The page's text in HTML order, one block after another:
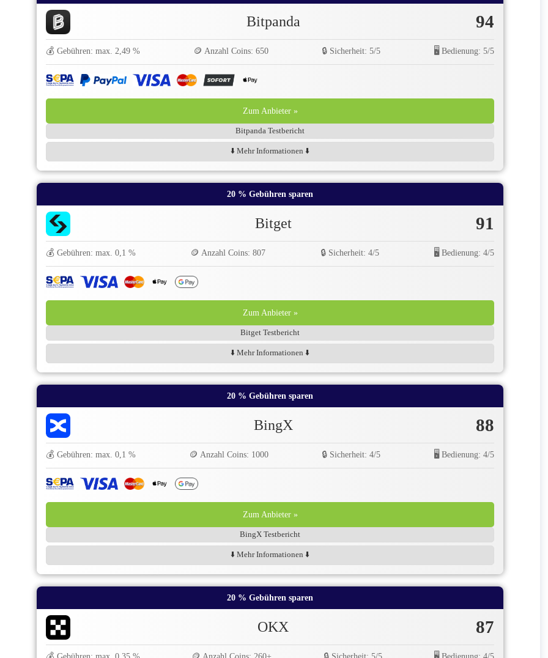
Bitpanda 94
💰 Gebühren: max. 2,49 % 🪙 Anzahl Coins: 650 🔒 Sicherheit: 5/5 🖥️ Bedienung: 5/5
Zum Anbieter »
Bitpanda Testbericht
⬇️ Mehr Informationen ⬇️
20 % Gebühren sparen
Bitget 91
💰 Gebühren: max. 0,1 % 🪙 Anzahl Coins: 807 🔒 Sicherheit: 4/5 🖥️ Bedienung: 4/5
Zum Anbieter »
Bitget Testbericht
⬇️ Mehr Informationen ⬇️
20 % Gebühren sparen
BingX 88
💰 Gebühren: max. 0,1 % 🪙 Anzahl Coins: 1000 🔒 Sicherheit: 4/5 🖥️ Bedienung: 4/5
Zum Anbieter »
BingX Testbericht
⬇️ Mehr Informationen ⬇️
20 % Gebühren sparen
OKX 87